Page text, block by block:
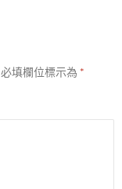
必填欄位標示為 *